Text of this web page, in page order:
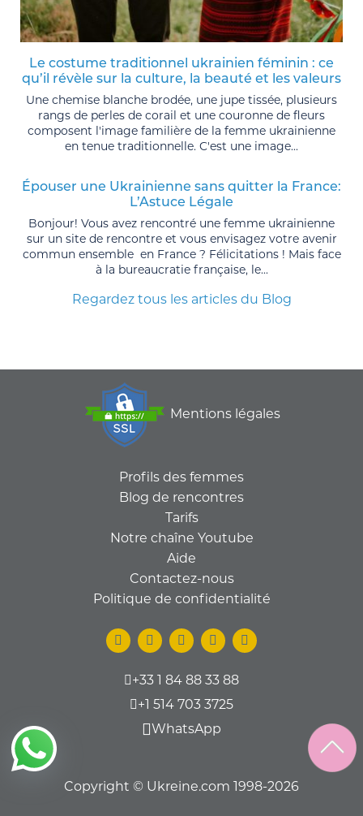
Le costume traditionnel ukrainien féminin : ce
qu’il révèle sur la culture, la beauté et les valeurs
Une chemise blanche brodée, une jupe tissée, plusieurs
rangs de perles de corail et une couronne de fleurs
composent l'image familière de la femme ukrainienne
en tenue traditionnelle. C'est une image...
Épouser une Ukrainienne sans quitter la France:
L’Astuce Légale
Bonjour! Vous avez rencontré une femme ukrainienne
sur un site de rencontre et vous envisagez votre avenir
commun ensemble en France ? Félicitations ! Mais face
à la bureaucratie française, le...
Regardez tous les articles du Blog
Mentions légales
Profils des femmes
Blog de rencontres
Tarifs
Notre chaîne Youtube
Aide
Contactez-nous
Politique de confidentialité
+33 1 84 88 33 88
+1 514 703 3725
WhatsApp
Copyright © Ukreine.com 1998-2026